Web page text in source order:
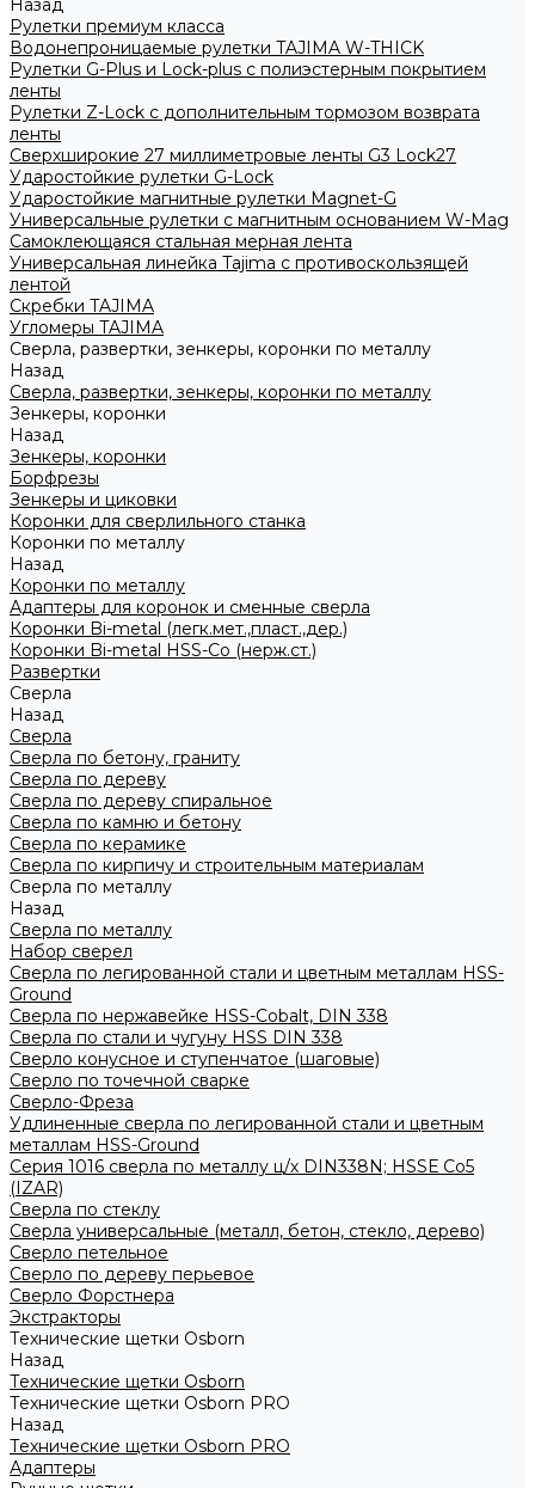
Назад
Рулетки премиум класса
Водонепроницаемые рулетки TAJIMA W-THICK
Рулетки G-Plus и Lock-plus с полиэстерным покрытием
ленты
Рулетки Z-Lock с дополнительным тормозом возврата
ленты
Сверхширокие 27 миллиметровые ленты G3 Lock27
Ударостойкие рулетки G-Lock
Ударостойкие магнитные рулетки Magnet-G
Универсальные рулетки с магнитным основанием W-Mag
Самоклеющаяся стальная мерная лента
Универсальная линейка Tajima с противоскользящей
лентой
Скребки TAJIMA
Угломеры TAJIMA
Сверла, развертки, зенкеры, коронки по металлу
Назад
Сверла, развертки, зенкеры, коронки по металлу
Зенкеры, коронки
Назад
Зенкеры, коронки
Борфрезы
Зенкеры и циковки
Коронки для сверлильного станка
Коронки по металлу
Назад
Коронки по металлу
Адаптеры для коронок и сменные сверла
Коронки Bi-metal (легк.мет.,пласт.,дер.)
Коронки Bi-metal HSS-Co (нерж.ст.)
Развертки
Сверла
Назад
Сверла
Сверла по бетону, граниту
Сверла по дереву
Сверла по дереву спиральное
Сверла по камню и бетону
Сверла по керамике
Сверла по кирпичу и строительным материалам
Сверла по металлу
Назад
Сверла по металлу
Набор сверел
Сверла по легированной стали и цветным металлам HSS-
Ground
Сверла по нержавейке HSS-Cobalt, DIN 338
Сверла по стали и чугуну HSS DIN 338
Сверло конусное и ступенчатое (шаговые)
Сверло по точечной сварке
Сверло-Фреза
Удлиненные сверла по легированной стали и цветным
металлам HSS-Ground
Серия 1016 сверла по металлу ц/х DIN338N; HSSЕ Со5
(IZAR)
Сверла по стеклу
Сверла универсальные (металл, бетон, стекло, дерево)
Сверло петельное
Сверло по дереву перьевое
Сверло Форстнера
Экстракторы
Технические щетки Osborn
Назад
Технические щетки Osborn
Технические щетки Osborn PRO
Назад
Технические щетки Osborn PRO
Адаптеры